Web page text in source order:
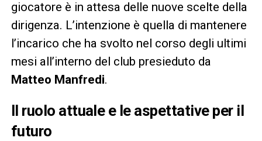
giocatore è in attesa delle nuove scelte della
dirigenza. L’intenzione è quella di mantenere
l’incarico che ha svolto nel corso degli ultimi
mesi all’interno del club presieduto da
Matteo Manfredi.
Il ruolo attuale e le aspettative per il
futuro